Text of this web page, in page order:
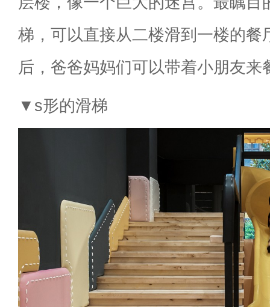
梯，可以直接从二楼滑到一楼的餐
后，爸爸妈妈们可以带着小朋友来
▼s形的滑梯